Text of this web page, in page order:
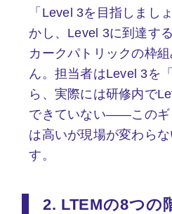
「Level 3を目指しまし
かし、Level 3に到達す
カークパトリックの枠
ん。担当者はLevel 3を
ら、実際には研修内で
できていない——このギ
は高いが現場が変わら
す。
2. LTEMの8つ